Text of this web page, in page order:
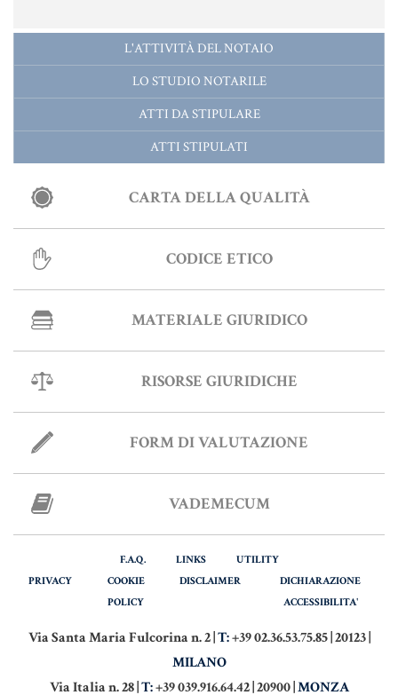
AUTOCERTIFICAZIONE
STRANIERI IN ITALIA
VERIFICA FIRMA DIGITALE
L'ATTIVITÀ DEL NOTAIO
LO STUDIO NOTARILE
ATTI DA STIPULARE
ATTI STIPULATI
CARTA DELLA QUALITÀ
CODICE ETICO
MATERIALE GIURIDICO
RISORSE GIURIDICHE
FORM DI VALUTAZIONE
VADEMECUM
F.A.Q. LINKS
UTILITY
PRIVACY
COOKIE
POLICY
DISCLAIMER
DICHIARAZIONE
ACCESSIBILITA'
Via Santa Maria Fulcorina n. 2 | T:+39 02.36.53.75.85 | 20123 |
MILANO
Via Italia n. 28 | T:+39 039.916.64.42 | 20900 | MONZA